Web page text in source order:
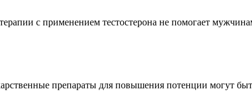
с применением тестостерона не помогает
препараты для повышения потенции могут